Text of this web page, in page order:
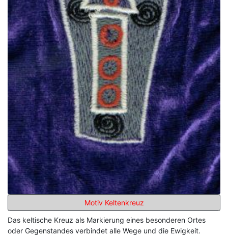
Motiv Keltenkreuz
Das keltische Kreuz als Markierung eines besonderen Ortes
oder Gegenstandes verbindet alle Wege und die Ewigkeit.